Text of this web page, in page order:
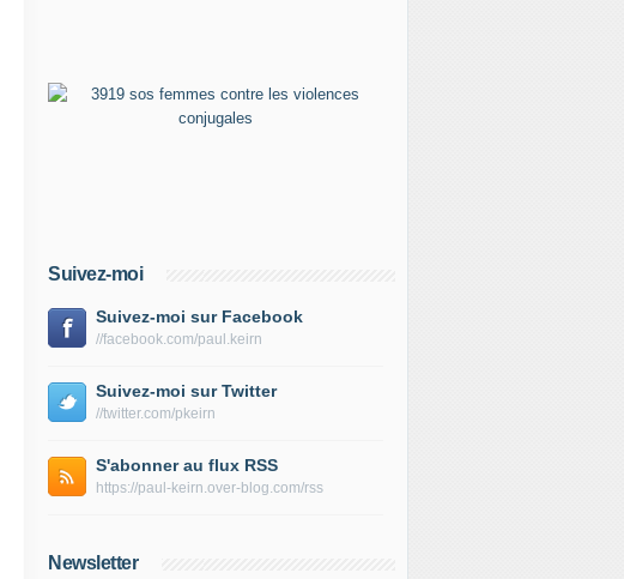
Suivez-moi
Suivez-moi sur Facebook
//facebook.com/paul.keirn
Suivez-moi sur Twitter
//twitter.com/pkeirn
S'abonner au flux RSS
https://paul-keirn.over-blog.com/rss
Newsletter